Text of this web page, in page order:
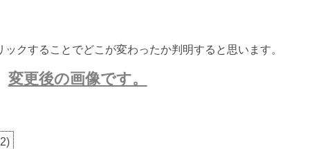
クすることでどこが変わったか判明すると思います。
変更後の画像です。
2)